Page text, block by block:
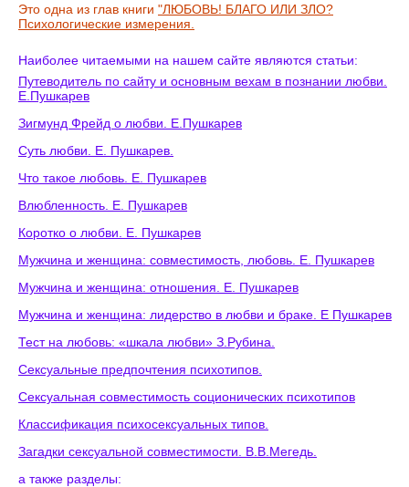
Это одна из глав книги "ЛЮБОВЬ! БЛАГО ИЛИ ЗЛО?
Психологические измерения.
Наиболее читаемыми на нашем сайте являются статьи:
Путеводитель по сайту и основным вехам в познании любви.
Е.Пушкарев
Зигмунд Фрейд о любви. Е.Пушкарев
Суть любви. Е. Пушкарев.
Что такое любовь. Е. Пушкарев
Влюбленность. Е. Пушкарев
Коротко о любви. Е. Пушкарев
Мужчина и женщина: совместимость, любовь. Е. Пушкарев
Мужчина и женщина: отношения. Е. Пушкарев
Мужчина и женщина: лидерство в любви и браке. Е Пушкарев
Тест на любовь: «шкала любви» З.Рубина.
Сексуальные предпочтения психотипов.
Сексуальная совместимость соционических психотипов
Классификация психосексуальных типов.
Загадки сексуальной совместимости. В.В.Мегедь.
а также разделы: